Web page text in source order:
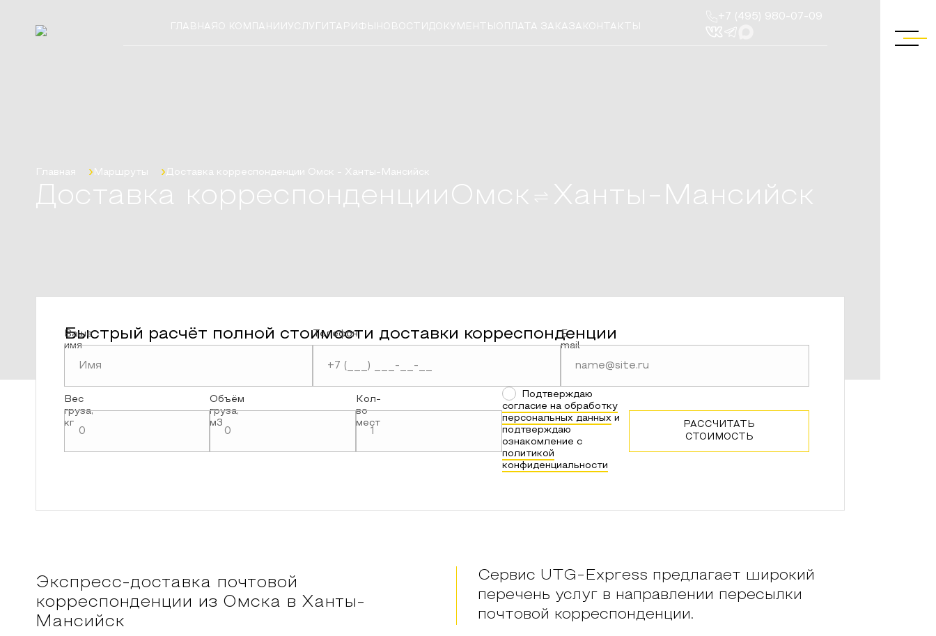
ГЛАВНАЯ О КОМПАНИИ УСЛУГИ ТАРИФЫ НОВОСТИ ДОКУМЕНТЫ ОПЛАТА ЗАКАЗА КОНТАКТЫ
+7 (495) 980-07-09
Главная Маршруты Доставка корреспонденции Омск - Ханты-Мансийск
Доставка корреспонденцииОмск Ханты-Мансийск
Быстрый расчёт полной стоимости доставки корреспонденции
Ваше
имя
Телефон
E-
mail
Вес
груза,
кг
Объём
груза,
м3
Кол-
во
мест
Подтверждаю
согласие на обработку
персональных данных и
подтверждаю
ознакомление с
политикой
конфиденциальности
РАССЧИТАТЬ
СТОИМОСТЬ
Экспресс-доставка почтовой
корреспонденции из Омска в Ханты-
Мансийск
Сервис UTG-Express предлагает широкий
перечень услуг в направлении пересылки
почтовой корреспонденции.